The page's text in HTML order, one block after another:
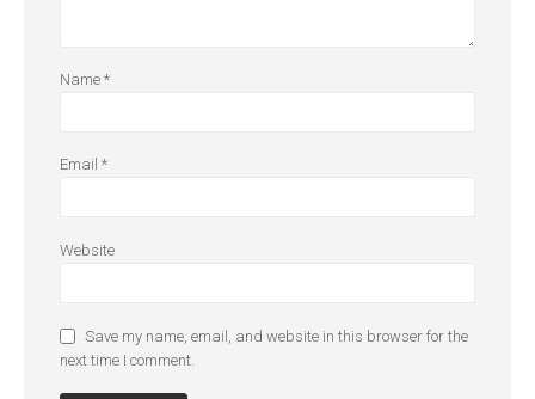
Name *
Email *
Website
Save my name, email, and website in this browser for the
next time I comment.